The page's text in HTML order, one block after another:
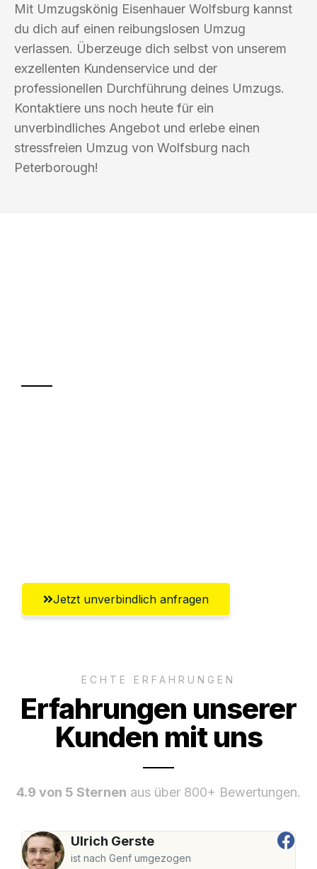
Mit Umzugskönig Eisenhauer Wolfsburg kannst
du dich auf einen reibungslosen Umzug
verlassen. Überzeuge dich selbst von unserem
exzellenten Kundenservice und der
professionellen Durchführung deines Umzugs.
Kontaktiere uns noch heute für ein
unverbindliches Angebot und erlebe einen
stressfreien Umzug von Wolfsburg nach
Peterborough!
Jetzt unverbindlich anfragen
ECHTE ERFAHRUNGEN
Erfahrungen unserer
Kunden mit uns
4.9 von 5 Sternen aus über 800+ Bewertungen.
Ulrich Gerste
ist nach Genf umgezogen